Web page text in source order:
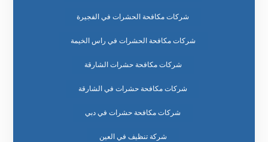
شركات مكافحة الحشرات في الفجيرة
شركات مكافحة الحشرات في راس الخيمة
شركات مكافحة حشرات الشارقة
شركات مكافحة حشرات في الشارقة
شركات مكافحة حشرات في دبي
شركة تنظيف في العين